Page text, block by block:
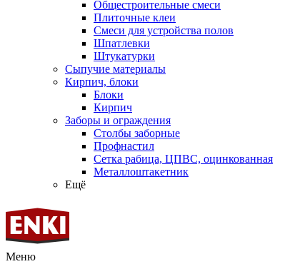
Общестроительные смеси
Плиточные клеи
Смеси для устройства полов
Шпатлевки
Штукатурки
Сыпучие материалы
Кирпич, блоки
Блоки
Кирпич
Заборы и ограждения
Столбы заборные
Профнастил
Сетка рабица, ЦПВС, оцинкованная
Металлоштакетник
Ещё
Меню